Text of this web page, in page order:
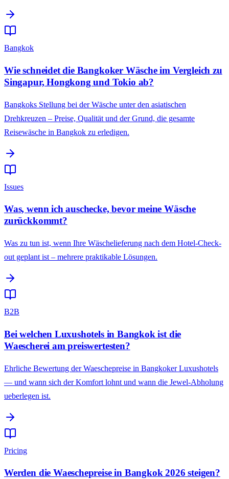
Bangkok
Wie schneidet die Bangkoker Wäsche im Vergleich zu
Singapur, Hongkong und Tokio ab?
Bangkoks Stellung bei der Wäsche unter den asiatischen
Drehkreuzen – Preise, Qualität und der Grund, die gesamte
Reisewäsche in Bangkok zu erledigen.
Issues
Was, wenn ich auschecke, bevor meine Wäsche
zurückkommt?
Was zu tun ist, wenn Ihre Wäschelieferung nach dem Hotel-Check-
out geplant ist – mehrere praktikable Lösungen.
B2B
Bei welchen Luxushotels in Bangkok ist die
Waescherei am preiswertesten?
Ehrliche Bewertung der Waeschepreise in Bangkoker Luxushotels
— und wann sich der Komfort lohnt und wann die Jewel-Abholung
ueberlegen ist.
Pricing
Werden die Waeschepreise in Bangkok 2026 steigen?